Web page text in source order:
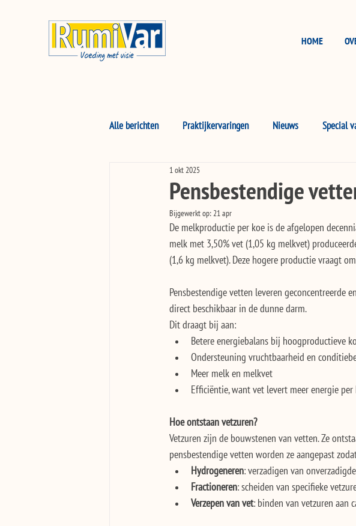
HOME
Alle berichten Praktijkervaringen Nieuws Special
Pensbestendige
1 okt 2025
Bijgewerkt op:21 apr
De melkproductie per koe is de afgelopen
melk met 3,50% vet (1,05 kg melkvet)
(1,6 kg melkvet). Deze hogere productie vraagt
Pensbestendige vetten leveren geconcentreerde
direct beschikbaar in de dunne darm.
Dit draagt bij aan:
Betere energiebalans bij hoogproductieve
Ondersteuning vruchtbaarheid en
Meer melk en melkvet
Efficiëntie, want vet levert meer energie
Hoe ontstaan vetzuren?
Vetzuren zijn de bouwstenen van vetten. Ze
pensbestendige vetten worden ze aangepast
Hydrogeneren: verzadigen van
Fractioneren: scheiden van specifieke
Verzepen van vet: binden van vetzuren aan